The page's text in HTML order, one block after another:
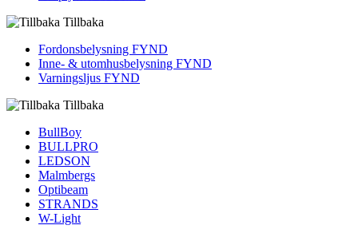
Tillbaka
Fordons­belysning FYND
Inne- & utomhus­belysning FYND
Varningsljus FYND
Tillbaka
BullBoy
BULLPRO
LEDSON
Malmbergs
Optibeam
STRANDS
W-Light